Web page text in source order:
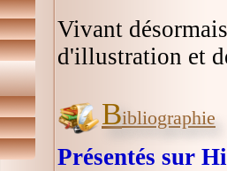
Vivant
d'illustration et
Bibliographie
Présentés sur